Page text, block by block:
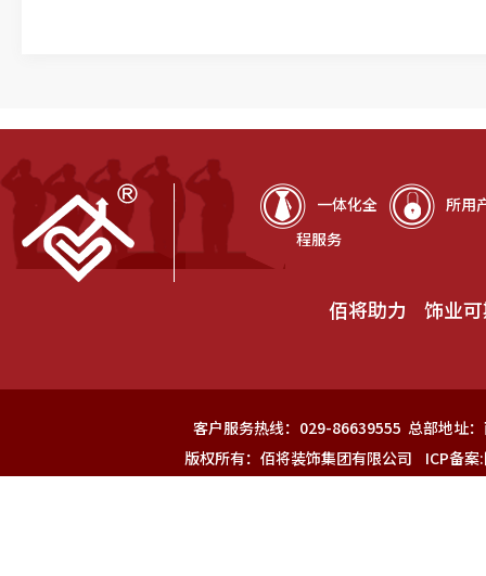
一体化全
程服务
所用
佰将助力 饰
客户服务热线：029-86639555 总部地址
版权所有：佰将装饰集团有限公司 ICP备案: